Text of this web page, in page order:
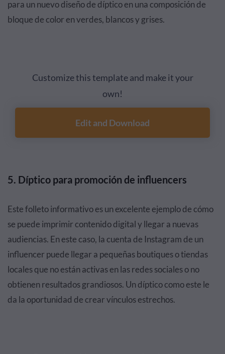
para un nuevo diseño de díptico en una composición de
bloque de color en verdes, blancos y grises.
Customize this template and make it your
own!
Edit and Download
5. Díptico para promoción de influencers
Este folleto informativo es un excelente ejemplo de cómo
se puede imprimir contenido digital y llegar a nuevas
audiencias. En este caso, la cuenta de Instagram de un
influencer puede llegar a pequeñas boutiques o tiendas
locales que no están activas en las redes sociales o no
obtienen resultados grandiosos. Un díptico como este le
da la oportunidad de crear vínculos estrechos.